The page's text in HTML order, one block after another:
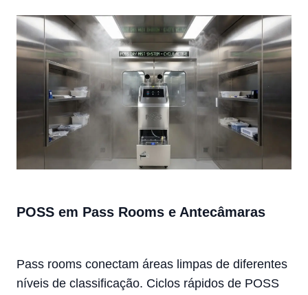
POSS em Pass Rooms e Antecâmaras
Pass rooms conectam áreas limpas de diferentes
níveis de classificação. Ciclos rápidos de POSS